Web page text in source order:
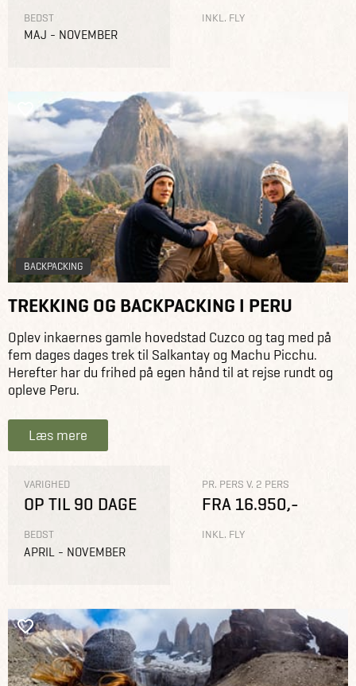
BEDST
MAJ - NOVEMBER
INKL. FLY
BACKPACKING
TREKKING OG BACKPACKING I PERU
Oplev inkaernes gamle hovedstad Cuzco og tag med på
fem dages dages trek til Salkantay og Machu Picchu.
Herefter har du frihed på egen hånd til at rejse rundt og
opleve Peru.
Læs mere
VARIGHED
OP TIL 90 DAGE
BEDST
APRIL - NOVEMBER
PR. PERS V. 2 PERS
FRA 16.950,-
INKL. FLY